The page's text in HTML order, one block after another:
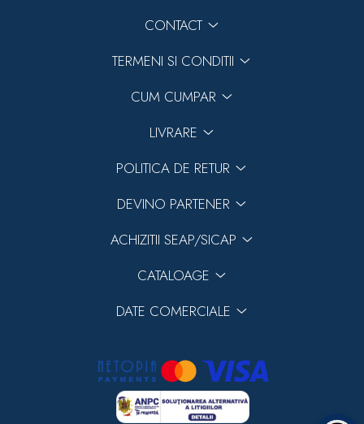
CONTACT
TERMENI SI CONDITII
CUM CUMPAR
LIVRARE
POLITICA DE RETUR
DEVINO PARTENER
ACHIZITII SEAP/SICAP
CATALOAGE
DATE COMERCIALE